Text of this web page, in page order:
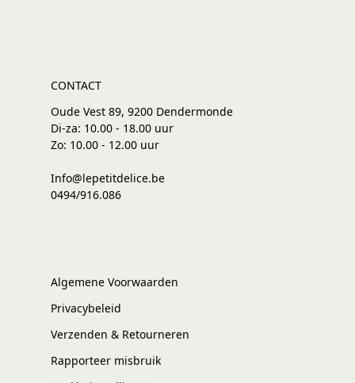
CONTACT
Oude Vest 89, 9200 Dendermonde
Di-za: 10.00 - 18.00 uur
Zo: 10.00 - 12.00 uur
Info@lepetitdelice.be
0494/916.086
Algemene Voorwaarden
Privacybeleid
Verzenden & Retourneren
Rapporteer misbruik